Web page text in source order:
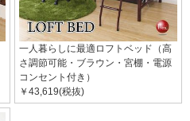
一人暮らしに最適ロフトベッド（高
さ調節可能・ブラウン・宮棚・電源
コンセント付き）
￥43,619(税抜)